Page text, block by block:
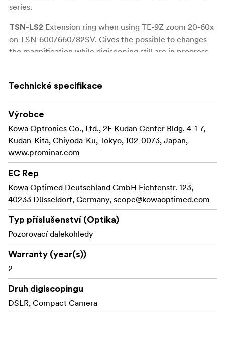
series.
TSN-LS2 Extension ring when using TE-9Z zoom 20-60x
on TSN-600/660/82SV. Gives the possible to changes
the magnification while digiscoping still are in progress.
Technické specifikace
Výrobce
Kowa Optronics Co., Ltd., 2F Kudan Center Bldg. 4-1-7,
Kudan-Kita, Chiyoda-Ku, Tokyo, 102-0073, Japan,
www.prominar.com
EC Rep
Kowa Optimed Deutschland GmbH Fichtenstr. 123,
40233 Düsseldorf, Germany, scope@kowaoptimed.com
Typ příslušenství (Optika)
Pozorovací dalekohledy
Warranty (year(s))
2
Druh digiscopingu
DSLR, Compact Camera